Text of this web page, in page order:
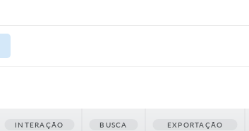
INTERAÇÃO BUSCA EXPORTAÇÃO